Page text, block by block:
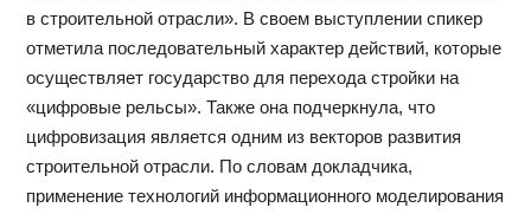
в строительной отрасли». В своем выступлении спикер
отметила последовательный характер действий, которые
осуществляет государство для перехода стройки на
«цифровые рельсы». Также она подчеркнула, что
цифровизация является одним из векторов развития
строительной отрасли. По словам докладчика,
применение технологий информационного моделирования